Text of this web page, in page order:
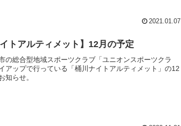
2021.01.07
イトアルティメット】12月の予定
の総合型地域スポーツクラブ「ユニオンスポーツクラ
アップで行っている「桶川ナイトアルティメット」の12
知らせ。